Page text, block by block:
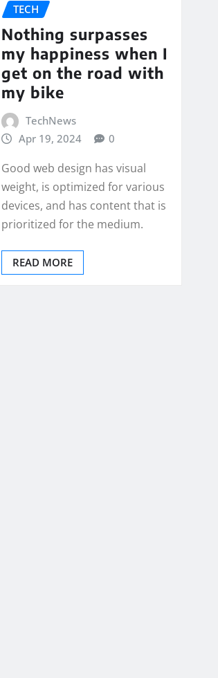
TECH
Nothing surpasses
my happiness when I
get on the road with
my bike
TechNews
Apr 19, 2024
0
Good web design has visual
weight, is optimized for various
devices, and has content that is
prioritized for the medium.
READ MORE